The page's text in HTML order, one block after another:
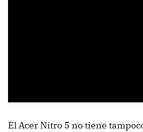
El Acer Nitro 5 no tiene